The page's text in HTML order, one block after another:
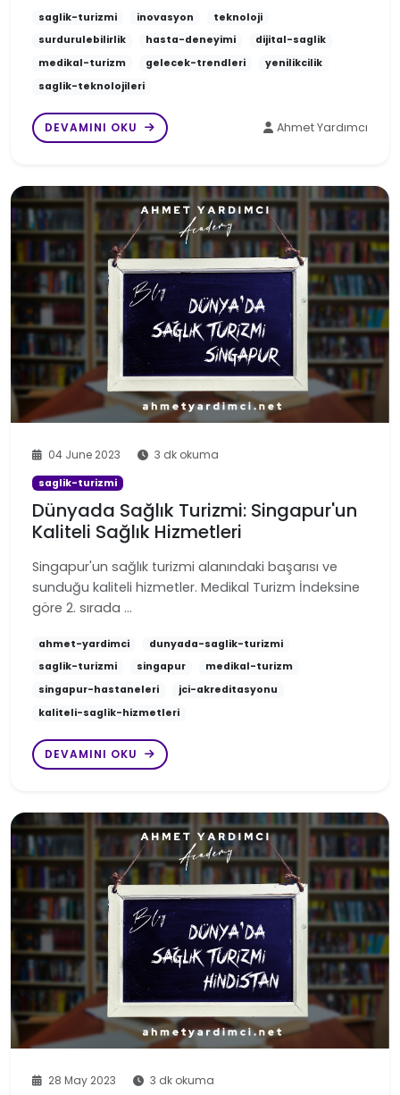
saglik-turizmi inovasyon
teknoloji
surdurulebilirlik
hasta-deneyimi
dijital-saglik
medikal-turizm
gelecek-trendleri
yenilikcilik
saglik-teknolojileri
DEVAMINI OKU Ahmet Yardımcı
04 June 2023 3 dk okuma
saglik-turizmi
Dünyada Sağlık Turizmi: Singapur'un
Kaliteli Sağlık Hizmetleri
Singapur'un sağlık turizmi alanındaki başarısı ve
sunduğu kaliteli hizmetler. Medikal Turizm İndeksine
göre 2. sırada …
ahmet-yardimci
dunyada-saglik-turizmi
saglik-turizmi
singapur
medikal-turizm
singapur-hastaneleri
jci-akreditasyonu
kaliteli-saglik-hizmetleri
DEVAMINI OKU
28 May 2023 3 dk okuma